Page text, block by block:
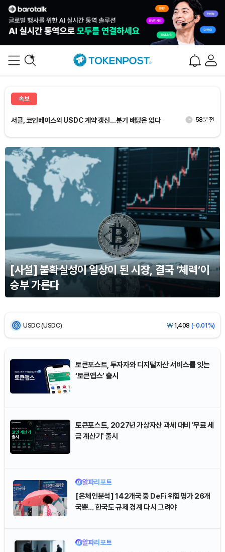
속보
서클, 코인베이스와 USDC 계약 갱신…분기 배당은 없다 58분 전
시트리니 분석가 “단기 메모리 매도·광통신 매수 가능성” 11분 전
GSR “DAO 재무자산 70%, 자체 토큰에 집중…헤지 대응
늦어”
27분 전
고래, 하이퍼리퀴드서 4650만달러 규모 ETH 롱 포지션
서클, 코인베이스와 USDC 계약 갱신…분기 배당은 없다 58분 전
[사설] 불확실성이 일상이 된 시장, 결국 ‘체력’이
승부 가른다
Dogecoin (DOGE) ₩ (+0.67%)
₩91,487,146 (-0.47%)
Ethereum (ETH) ₩2,701,722(-0.29%)
Tether USDt (USDT) ₩ 1,407(+0.01%)
BNB (BNB) ₩838,847(+0.81%)
USDC (USDC) ₩ 1,408 (-0.01%)
Solana (SOL)
Hyperliquid (HYPE) ₩76,749 (-3.91%)
Dogecoin (DOGE)
토큰포스트, 투자자와 디지털자산 서비스를 잇는
‘토큰앱스’ 출시
토큰포스트, 2027년 가상자산 과세 대비 '무료 세
금 계산기' 출시
알파리포트
[온체인분석] 142개국 중 DeFi 위험평가 26개
국뿐… 한국도 규제 경계 다시 그려야
알파리포트